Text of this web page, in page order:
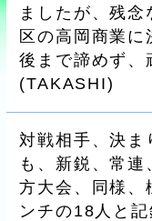
ましたが、残
区の高岡商業に
後まで諦めず、
(TAKASHI)
対戦相手、決ま
も、新鋭、常
方大会、同様、
ンチの18人と